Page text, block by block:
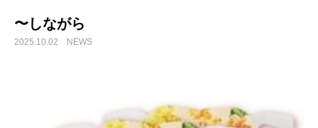
〜しながら
2025.10.02 NEWS